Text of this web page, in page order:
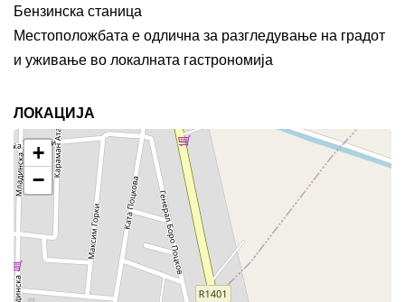
Бензинска станица
Местоположбата е одлична за разгледување на градот
и уживање во локалната гастрономија
ЛОКАЦИЈА
+
−